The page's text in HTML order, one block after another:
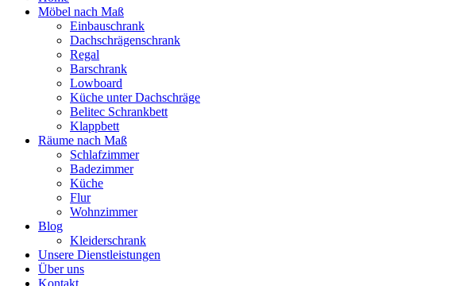
Möbel nach Maß
Einbauschrank
Dachschrägenschrank
Regal
Barschrank
Lowboard
Küche unter Dachschräge
Belitec Schrankbett
Klappbett
Räume nach Maß
Schlafzimmer
Badezimmer
Küche
Flur
Wohnzimmer
Blog
Kleiderschrank
Unsere Dienstleistungen
Über uns
Kontakt